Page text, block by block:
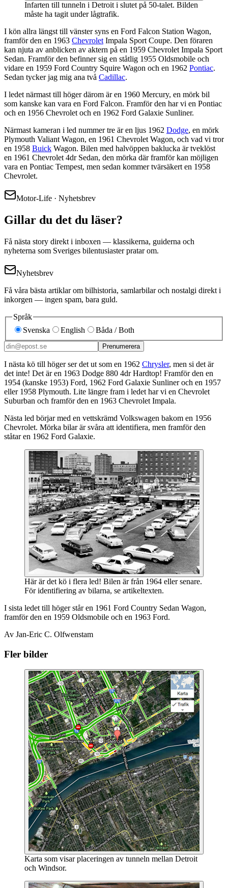
Infarten till tunneln i Detroit i slutet på 50-talet. Bilden
måste ha tagit under lågtrafik.
I kön allra längst till vänster syns en Ford Falcon Station Wagon,
framför den en 1963 Chevrolet Impala Sport Coupe. Den föraren
kan njuta av anblicken av aktern på en 1959 Chevrolet Impala Sport
Sedan. Framför den befinner sig en ståtlig 1955 Oldsmobile och
vidare en 1959 Ford Country Squire Wagon och en 1962 Pontiac.
Sedan tycker jag mig ana två Cadillac.
I ledet närmast till höger därom är en 1960 Mercury, en mörk bil
som kanske kan vara en Ford Falcon. Framför den har vi en Pontiac
och en 1956 Chevrolet och en 1962 Ford Galaxie Sunliner.
Närmast kameran i led nummer tre är en ljus 1962 Dodge, en mörk
Plymouth Valiant Wagon, en 1961 Chevrolet Wagon, och vad vi tror
en 1958 Buick Wagon. Bilen med halvöppen baklucka är tveklöst
en 1961 Chevrolet 4dr Sedan, den mörka där framför kan möjligen
vara en Pontiac Tempest, men sedan kommer tvärsäkert en 1958
Chevrolet.
Motor-Life · Nyhetsbrev
Gillar du det du läser?
Få nästa story direkt i inboxen — klassikerna, guiderna och
nyheterna som Sveriges bilentusiaster pratar om.
Nyhetsbrev
Få våra bästa artiklar om bilhistoria, samlarbilar och nostalgi direkt i
inkorgen — ingen spam, bara guld.
Språk
Svenska
English Båda / Both
Prenumerera
I nästa kö till höger ser det ut som en 1962 Chrysler, men si det är
det inte! Det är en 1963 Dodge 880 4dr Hardtop! Framför den en
1954 (kanske 1953) Ford, 1962 Ford Galaxie Sunliner och en 1957
eller 1958 Plymouth. Lite längre fram i ledet har vi en Chevrolet
Suburban och framför den en 1963 Chevrolet Impala.
Nästa led börjar med en vettskrämd Volkswagen bakom en 1956
Chevrolet. Mörka bilar är svåra att identifiera, men framför den
ståtar en 1962 Ford Galaxie.
Här är det kö i flera led! Bilen är från 1964 eller senare.
För identifiering av bilarna, se artikeltexten.
I sista ledet till höger står en 1961 Ford Country Sedan Wagon,
framför den en 1959 Oldsmobile och en 1963 Ford.
Av Jan-Eric C. Olfwenstam
Fler bilder
Karta som visar placeringen av tunneln mellan Detroit
och Windsor.